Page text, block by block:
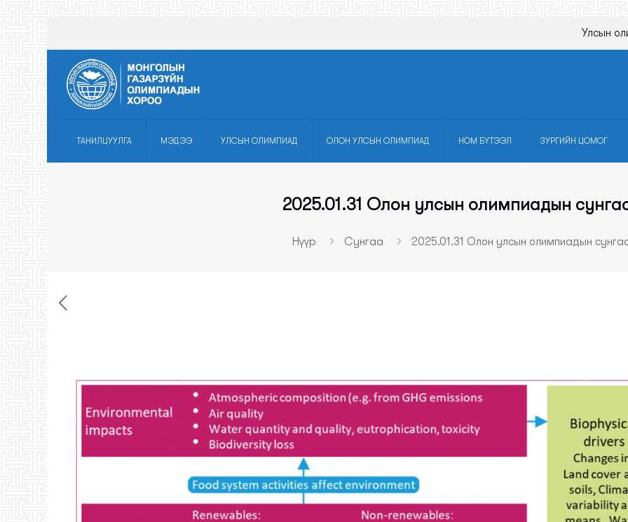
Улсын
ТАНИЛЦУУЛГА МЭДЭЭ УЛСЫН ОЛИМПИАД ОЛОН УЛСЫН ОЛИМПИАД НОМ БҮТЭЭЛ ЗУРГИЙН ЦОМОГ
2025.01.31 Олон улсын олимпиадын
Нүүр Сунгаа 2025.01.31 Олон улсын олимпиадын